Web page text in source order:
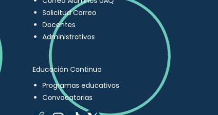
Solicitud Correo
Docentes
Administrativos
Educación Continua
Programas educativos
Convocatorias